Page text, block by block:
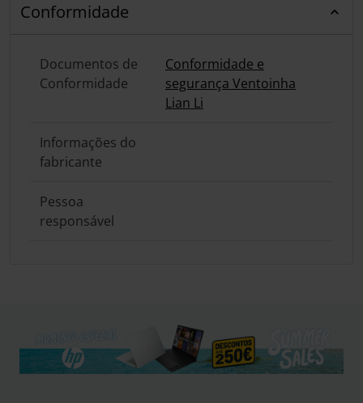
Conformidade
Documentos de
Conformidade
Conformidade e
segurança Ventoinha
Lian Li
Informações do
fabricante
Pessoa
responsável